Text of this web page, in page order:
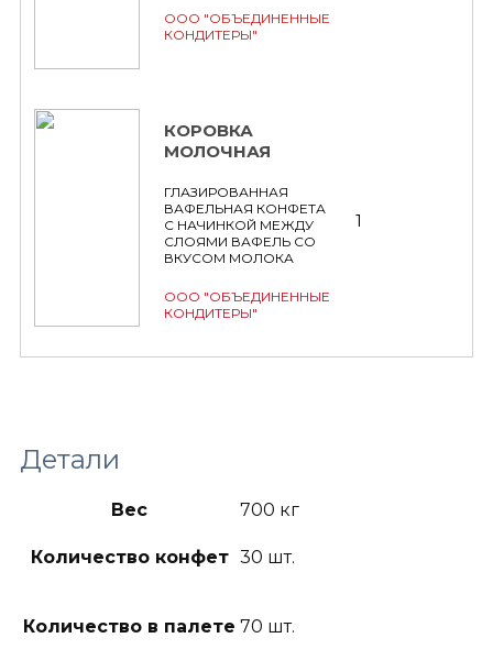
ООО "ОБЪЕДИНЕННЫЕ
КОНДИТЕРЫ"
КОРОВКА
МОЛОЧНАЯ
ГЛАЗИРОВАННАЯ
ВАФЕЛЬНАЯ КОНФЕТА
С НАЧИНКОЙ МЕЖДУ
СЛОЯМИ ВАФЕЛЬ СО
ВКУСОМ МОЛОКА
ООО "ОБЪЕДИНЕННЫЕ
КОНДИТЕРЫ"
1
Детали
Вес 700 кг
Количество конфет 30 шт.
Количество в палете 70 шт.